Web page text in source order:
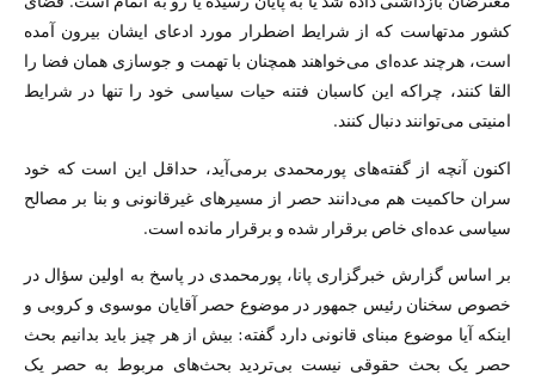
کشور مدتهاست که از شرایط اضطرار مورد ادعای ایشان بیرون آمده
است، هرچند عده‌ای می‌خواهند همچنان با تهمت و جوسازی همان فضا را
القا کنند، چراکه این کاسبان فتنه حیات سیاسی خود را تنها در شرایط
امنیتی می‌توانند دنبال کنند.
اکنون آنچه از گفته‌های پورمحمدی برمی‌آید، حداقل این است که خود
سران حاکمیت هم می‌دانند حصر از مسیرهای غیرقانونی و بنا بر مصالح
سیاسی عده‌ای خاص برقرار شده و برقرار مانده است.
بر اساس گزارش خبرگزاری پانا، پورمحمدی در پاسخ به اولین سؤال در
خصوص سخنان رئیس جمهور در موضوع حصر آقایان موسوی و کروبی و
اینکه آیا موضوع مبنای قانونی دارد گفته: بیش از هر چیز باید بدانیم بحث
حصر یک بحث حقوقی نیست بی‌تردید بحث‌های مربوط به حصر یک